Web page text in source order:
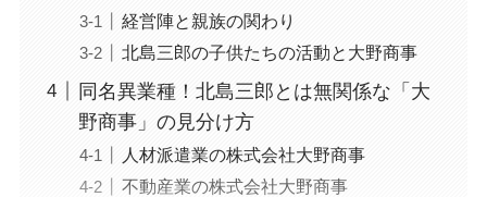
経営陣と親族の関わり
北島三郎の子供たちの活動と大野商事
同名異業種！北島三郎とは無関係な「大
野商事」の見分け方
人材派遣業の株式会社大野商事
不動産業の株式会社大野商事